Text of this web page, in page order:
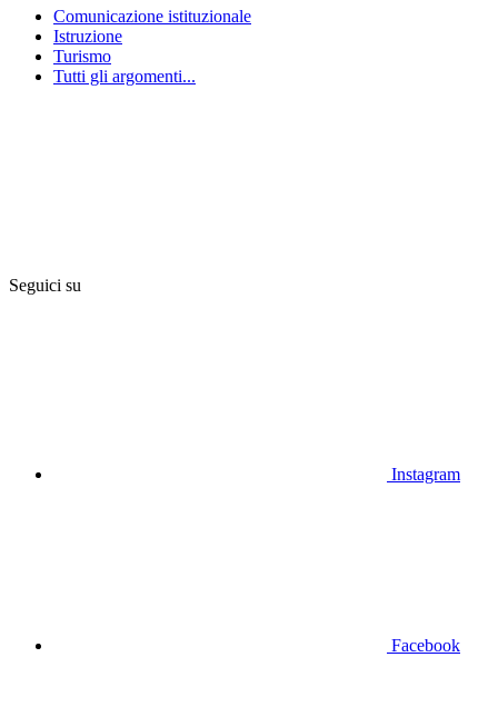
Comunicazione istituzionale
Istruzione
Turismo
Tutti gli argomenti...
Seguici su
Instagram
Facebook